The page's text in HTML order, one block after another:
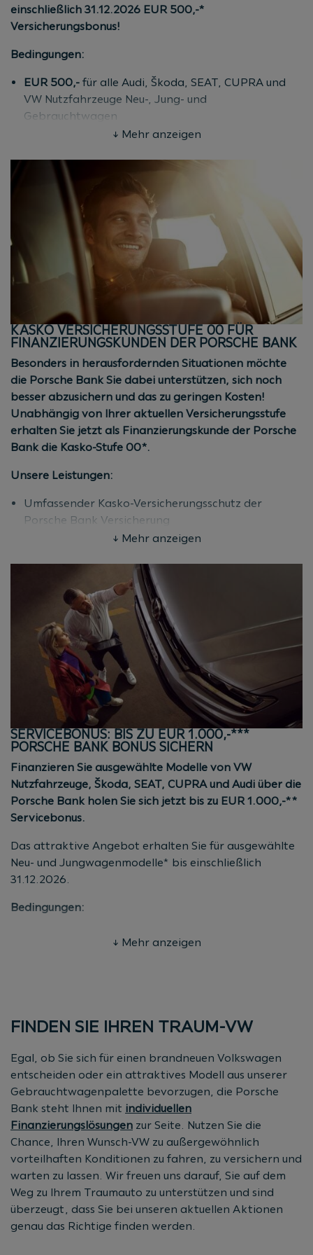
einschließlich 31.12.2026 EUR 500,-*
Versicherungsbonus!
Bedingungen:
EUR 500,- für alle Audi, Škoda, SEAT, CUPRA und
VW Nutzfahrzeuge Neu-, Jung- und
Gebrauchtwagen
Bei Finanzierung und Abschluss einer KASKO über
Aktionszeitraum: bis 31.12.2026
(Kaufvertrags-/Antragsdatum)
Fahrzeugalter: max. 120 Monate ab Erstzulassung
Informationen zum
Versicherungsbonus für VW PKW
finden Sie
hier.
* EUR 500,- Versicherungsbonus für Neu-, Jung-, oder
Gebrauchtwagen der Marken Audi, Škoda, SEAT,
CUPRA und VW Nutzfahrzeuge bei Finanzierung und
Abschluss einer KASKO über die Porsche Bank
Versicherung. Aktion ist gültig bis 31.12.2026
(Kaufvertrags-/Antragsdatum). Mindestnettokredit
50% vom Kaufpreis. Mindestlaufzeit 36 Monate. Stand
08/2026.
↓ Mehr anzeigen
KASKO VERSICHERUNGSSTUFE 00 FÜR
FINANZIERUNGSKUNDEN DER PORSCHE BANK
Besonders in herausfordernden Situationen möchte
die Porsche Bank Sie dabei unterstützen, sich noch
besser abzusichern und das zu geringen Kosten!
Unabhängig von Ihrer aktuellen Versicherungsstufe
erhalten Sie jetzt als Finanzierungskunde der Porsche
Bank die Kasko-Stufe 00*.
Unsere Leistungen:
Umfassender Kasko-Versicherungsschutz der
Porsche Bank Versicherung
Attraktive Prämie
Versicherung bleiben unverändert
Bedingungen:
Für alle Neu-, Jung- und Gebrauchtwagen aller
Marken
Gültig für alle Kunden mit Kaskostufe bis 09
Nicht gültig für Flottenkunden, Behörden und ARAC
Aktionszeitraum: bis 31.12.2026
(Kaufvertrags-/Antragsdatum)
* Aktion gültig bis 31.12.2026
(Kaufvertrags-/Antragsdatum). Die Aktion gilt für
Neu-, Jung- und Gebrauchtwagen aller Marken (auch
Fremdmarken) bei Finanzierung über die Porsche
Bank. Das Angebot gilt für Privatkunden,
Unternehmer sowie Mitarbeiter mit einer aktuellen
Kaskostufe bis 09. Nicht für Flottenkunden, Behörden
und ARAC. Stand
08/2026.
↓ Mehr anzeigen
SERVICEBONUS: BIS ZU EUR 1.000,-***
PORSCHE BANK BONUS SICHERN
Finanzieren Sie ausgewählte Modelle von VW
Nutzfahrzeuge, Škoda, SEAT, CUPRA und Audi über die
Porsche Bank holen Sie sich jetzt bis zu EUR 1.000,-**
Servicebonus.
Das attraktive Angebot erhalten Sie für ausgewählte
Neu- und Jungwagenmodelle* bis einschließlich
31.12.2026.
Bedingungen:
EUR 500,-* für ausgewählte Neuwagenmodelle von
Audi (ausgenommen RS-Modelle)
Neu- und Jungwagen (max. 18 Monate / max.
15.000 km)
gültig für alle Leasing- und Kredit-Varianten ab 36
Monate Laufzeit
Mindest-Nettokredit 50% vom Kaufpreis
erhältlich bei Finanzierung und Abschluss eines
SERVICE- oder topSERVICE-Produktes über die
Porsche Bank
* EUR 500,- Servicebonus bei Finanzierung und
Abschluss eines SERVICE- oder topSERVICE-Produktes
über die Porsche Bank für ausgewählte Audi
Neuwagen (ausg. RS-Modelle). Der Bonus ist ein
unverbindl., nicht kart. Nachlass inkl. USt. und NoVA
↓ Mehr anzeigen
FINDEN SIE IHREN TRAUM-VW
Egal, ob Sie sich für einen brandneuen Volkswagen
entscheiden oder ein attraktives Modell aus unserer
Gebrauchtwagenpalette bevorzugen, die Porsche
Bank steht Ihnen mit individuellen
Finanzierungslösungen zur Seite. Nutzen Sie die
Chance, Ihren Wunsch-VW zu außergewöhnlich
vorteilhaften Konditionen zu fahren, zu versichern und
warten zu lassen. Wir freuen uns darauf, Sie auf dem
Weg zu Ihrem Traumauto zu unterstützen und sind
überzeugt, dass Sie bei unseren aktuellen Aktionen
genau das Richtige finden werden.